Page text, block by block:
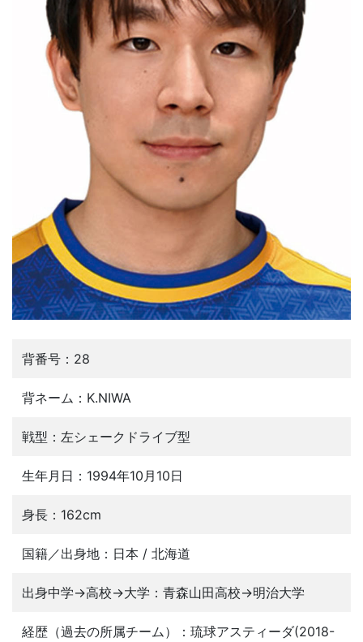
背番号：28
背ネーム：K.NIWA
戦型：左シェークドライブ型
生年月日：1994年10月10日
身長：162cm
国籍／出身地：日本 / 北海道
出身中学→高校→大学：青森山田高校→明治大学
経歴（過去の所属チーム）：琉球アスティーダ(2018-